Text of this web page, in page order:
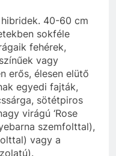
40-60 cm
sokféle
fehérek,
vagy
erős, élesen elütő
egyedi fajták,
sötétpiros
virágú ‘Rose
szemfolttal),
vagy a